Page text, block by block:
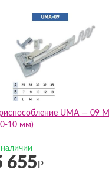
UMA — 09 M
10 мм)
655Р